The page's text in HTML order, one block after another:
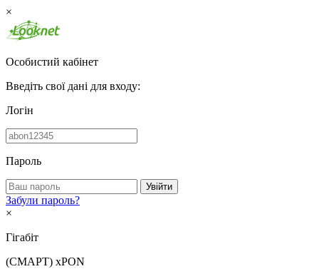
×
Особистий кабінет
Введіть свої дані для входу:
Логін
Пароль
Увійти
Забули пароль?
×
Гігабіт
(СМАРТ) xPON